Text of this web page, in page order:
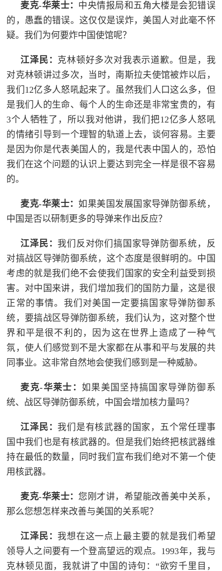
防
红
色
文
旅
红
色
文
于
麦克-华莱士： 中央情报局和五角大楼是会犯错误
的，愚蠢的错误。这仅仅是误炸，美国人对此毫不怀
疑。我们为何要炸中国使馆呢？
江泽民： 克林顿好多次对我表示道歉。但是，我
对克林顿讲过多次，当时，南斯拉夫使馆被炸以后，
我们12亿多人怒吼起来了。虽然我们人口这么多，但
是我们人的生命、每个人的生命还是非常宝贵的，有
3个人牺牲了，所以我对他讲，我们把12亿多人怒吼
的情绪引导到一个理智的轨道上去，谈何容易。主要
是因为你是代表美国人的，我是代表中国人的，恐怕
我们在这个问题的认识上要达到完全一样是很不容易
的。
麦克-华莱士：如果美国发展国家导弹防御系统，
中国是否以研制更多的导弹来作出反应？
江泽民： 我们反对你们搞国家导弹防御系统，反
对搞战区导弹防御系统，这个态度是很鲜明的。中国
考虑的就是我们绝不会使我们国家的安全利益受到损
害。对中国来讲，我们增加我们的国防力量，这是很
正常的事情。我们对美国一定要搞国家导弹防御系
统，要搞战区导弹防御系统，我们认为，这对整个世
界和平是很不利的，因为这在世界上造成了一种气
氛，使人们感觉到不是大家都在从事和平与发展的共
同事业。这非常自然地会使我们感到是一种威胁。
麦克-华莱士： 如果美国坚持搞国家导弹防御系
统、战区导弹防御系统，中国会增加核力量吗？
江泽民： 我们是有核武器的国家，五个常任理事
国中我们也是有核武器的。但是我们始终把核武器维
持在最低的数量，同时我们宣布我们绝对不第一个使
用核武器。
麦克-华莱士：您刚才讲，希望能改善美中关系，
那么您想怎样来改善与美国的关系呢？
江泽民： 我想在这一点上最主要的就是我们希望
领导人之间要有一个登高望远的观点。1993年，我与
克林顿见面，我就讲了中国的诗句：“欲穷千里目，